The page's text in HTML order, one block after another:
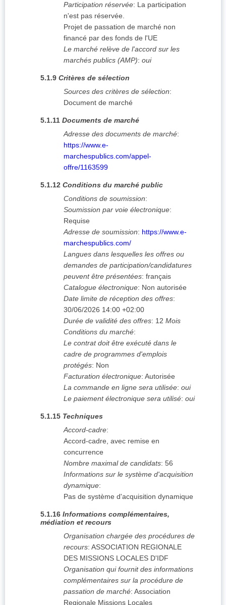
Participation réservée: La participation
n'est pas réservée.
Projet de passation de marché non
financé par des fonds de l'UE
Le marché relève de l'accord sur les
marchés publics (AMP): oui
5.1.9 Critères de sélection
Sources des critères de sélection:
Document de marché
5.1.11 Documents de marché
Adresse des documents de marché:
https://www.e-
marchespublics.com/appel-
offre/1163599
5.1.12 Conditions du marché public
Conditions de soumission:
Soumission par voie électronique:
Requise
Adresse de soumission: https://www.e-
marchespublics.com/
Langues dans lesquelles les offres ou
demandes de participation/candidatures
peuvent être présentées: français
Catalogue électronique: Non autorisée
Date limite de réception des offres:
30/06/2026 14:00 +02:00
Durée de validité des offres: 12 Mois
Conditions du marché:
Le contrat doit être exécuté dans le
cadre de programmes d'emplois
protégés: Non
Facturation électronique: Autorisée
La commande en ligne sera utilisée: oui
Le paiement électronique sera utilisé: oui
5.1.15 Techniques
Accord-cadre:
Accord-cadre, avec remise en
concurrence
Nombre maximal de candidats: 56
Informations sur le système d'acquisition
dynamique:
Pas de système d'acquisition dynamique
5.1.16 Informations complémentaires,
médiation et recours
Organisation chargée des procédures de
recours: ASSOCIATION REGIONALE
DES MISSIONS LOCALES D'IDF
Organisation qui fournit des informations
complémentaires sur la procédure de
passation de marché: Association
Regionale Missions Locales